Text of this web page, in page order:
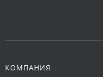
КОМПАНИЯ